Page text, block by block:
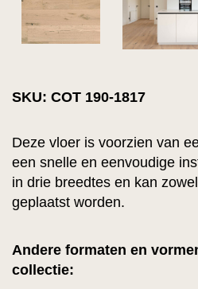
SKU: COT 190-1817
Deze vloer is voorzien van
een snelle en eenvoudige
in drie breedtes en kan
geplaatst worden.
Andere formaten en
collectie: